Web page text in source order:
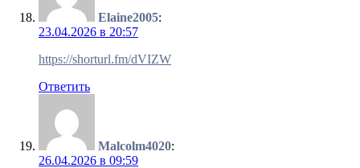
Elaine2005:
23.04.2026 в 20:57
https://shorturl.fm/dVIZW
Ответить
Malcolm4020:
26.04.2026 в 09:59